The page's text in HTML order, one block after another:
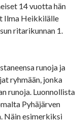
14 vuotta hän
Ilma Heikkilälle
ritarikunnan 1.
runoja ja
ryhmään, jonka
runoja. Luonnollista
Pyhäjärven
Näin esimerkiksi